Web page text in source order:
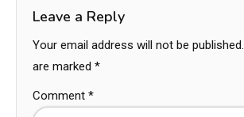
Leave a Reply
Your email address will not be published.
are marked *
Comment *